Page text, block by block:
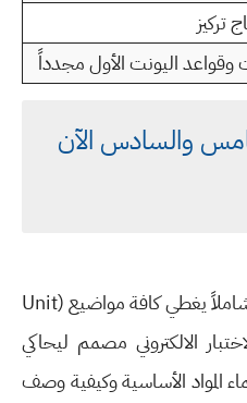
تركيز
اليونت الأول مجدداً
والسادس الآن
نقدم لكم اليوم اختباراً تفاعلياً شاملاً يغطي كافة مواضيع (Unit
الالكتروني مصمم ليحاكي
المواد الأساسية وكيفية وصف